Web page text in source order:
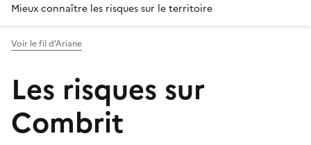
Mieux connaître les risques sur le territoire
Voir le fil d’Ariane
Les risques sur
Combrit